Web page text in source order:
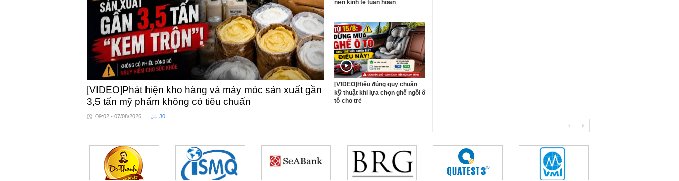
[VIDEO]Phát hiện kho hàng và máy móc sản xuất gần
3,5 tấn mỹ phẩm không có tiêu chuẩn
09:02 - 07/08/2026 30
nền kinh tế tuần hoàn
[VIDEO]Hiểu đúng quy chuẩn
kỹ thuật khi lựa chọn ghế ngồi ô
tô cho trẻ